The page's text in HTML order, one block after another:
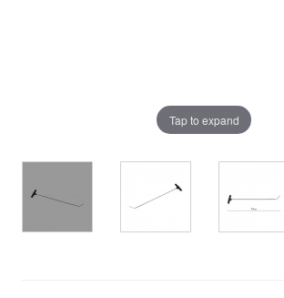
Tap to expand